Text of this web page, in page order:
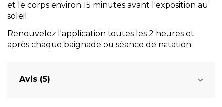
et le corps environ 15 minutes avant l'exposition au
soleil.
Renouvelez l'application toutes les 2 heures et
après chaque baignade ou séance de natation.
Avis (5)